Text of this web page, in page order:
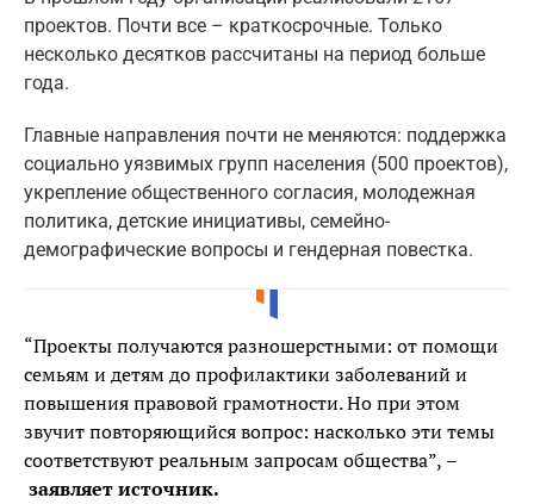
проектов. Почти все – краткосрочные. Только
несколько десятков рассчитаны на период больше
года.
Главные направления почти не меняются: поддержка
социально уязвимых групп населения (500 проектов),
укрепление общественного согласия, молодежная
политика, детские инициативы, семейно-
демографические вопросы и гендерная повестка.
“Проекты получаются разношерстными: от помощи
семьям и детям до профилактики заболеваний и
повышения правовой грамотности. Но при этом
звучит повторяющийся вопрос: насколько эти темы
соответствуют реальным запросам общества”, –
заявляет источник.